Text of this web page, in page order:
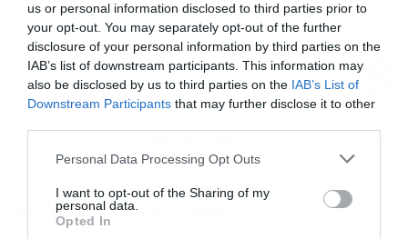
us or personal information disclosed to third parties prior to
your opt-out. You may separately opt-out of the further
disclosure of your personal information by third parties on the
IAB’s list of downstream participants. This information may
also be disclosed by us to third parties on the IAB’s List of
Downstream Participants that may further disclose it to other
Please note that this website/app uses one or more Google
not limited to your visit or usage behaviour. You may click to
grant or deny consent to Google and its third-party tags to
use your data for below specified purposes in below Google
Personal Data Processing Opt Outs
I want to opt-out of the Sharing of my
personal data.
Opted In
05/12/2019 11:24
Κομοτηνή: Εικόνες ντροπής στη
φοιτητική εστία (video)